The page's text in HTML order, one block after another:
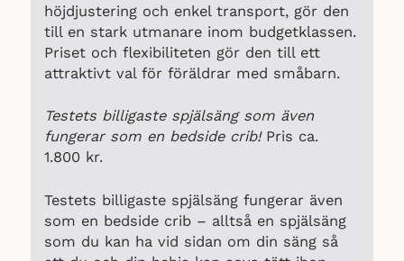
höjdjustering och enkel transport, gör den
till en stark utmanare inom budgetklassen.
Priset och flexibiliteten gör den till ett
attraktivt val för föräldrar med småbarn.
Testets billigaste spjälsäng som även
fungerar som en bedside crib!Pris ca.
1.800 kr.
Testets billigaste spjälsäng fungerar även
som en bedside crib – alltså en spjälsäng
som du kan ha vid sidan om din säng så